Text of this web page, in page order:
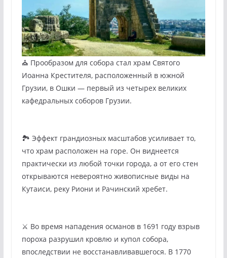
⛪ Прообразом для собора стал храм Святого
Иоанна Крестителя, расположенный в южной
Грузии, в Ошки — первый из четырех великих
кафедральных соборов Грузии.
🏞️ Эффект грандиозных масштабов усиливает то,
что храм расположен на горе. Он виднеется
практически из любой точки города, а от его стен
открываются невероятно живописные виды на
Кутаиси, реку Риони и Рачинский хребет.
⚔️ Во время нападения османов в 1691 году взрыв
пороха разрушил кровлю и купол собора,
впоследствии не восстанавливавшегося. В 1770